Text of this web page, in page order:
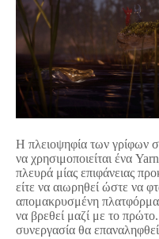
Η πλειοψηφία των γρίφων
να χρησιμοποιείται ένα
πλευρά μίας επιφάνειας
είτε να αιωρηθεί ώστε να
απομακρυσμένη
να βρεθεί μαζί με το
συνεργασία θα